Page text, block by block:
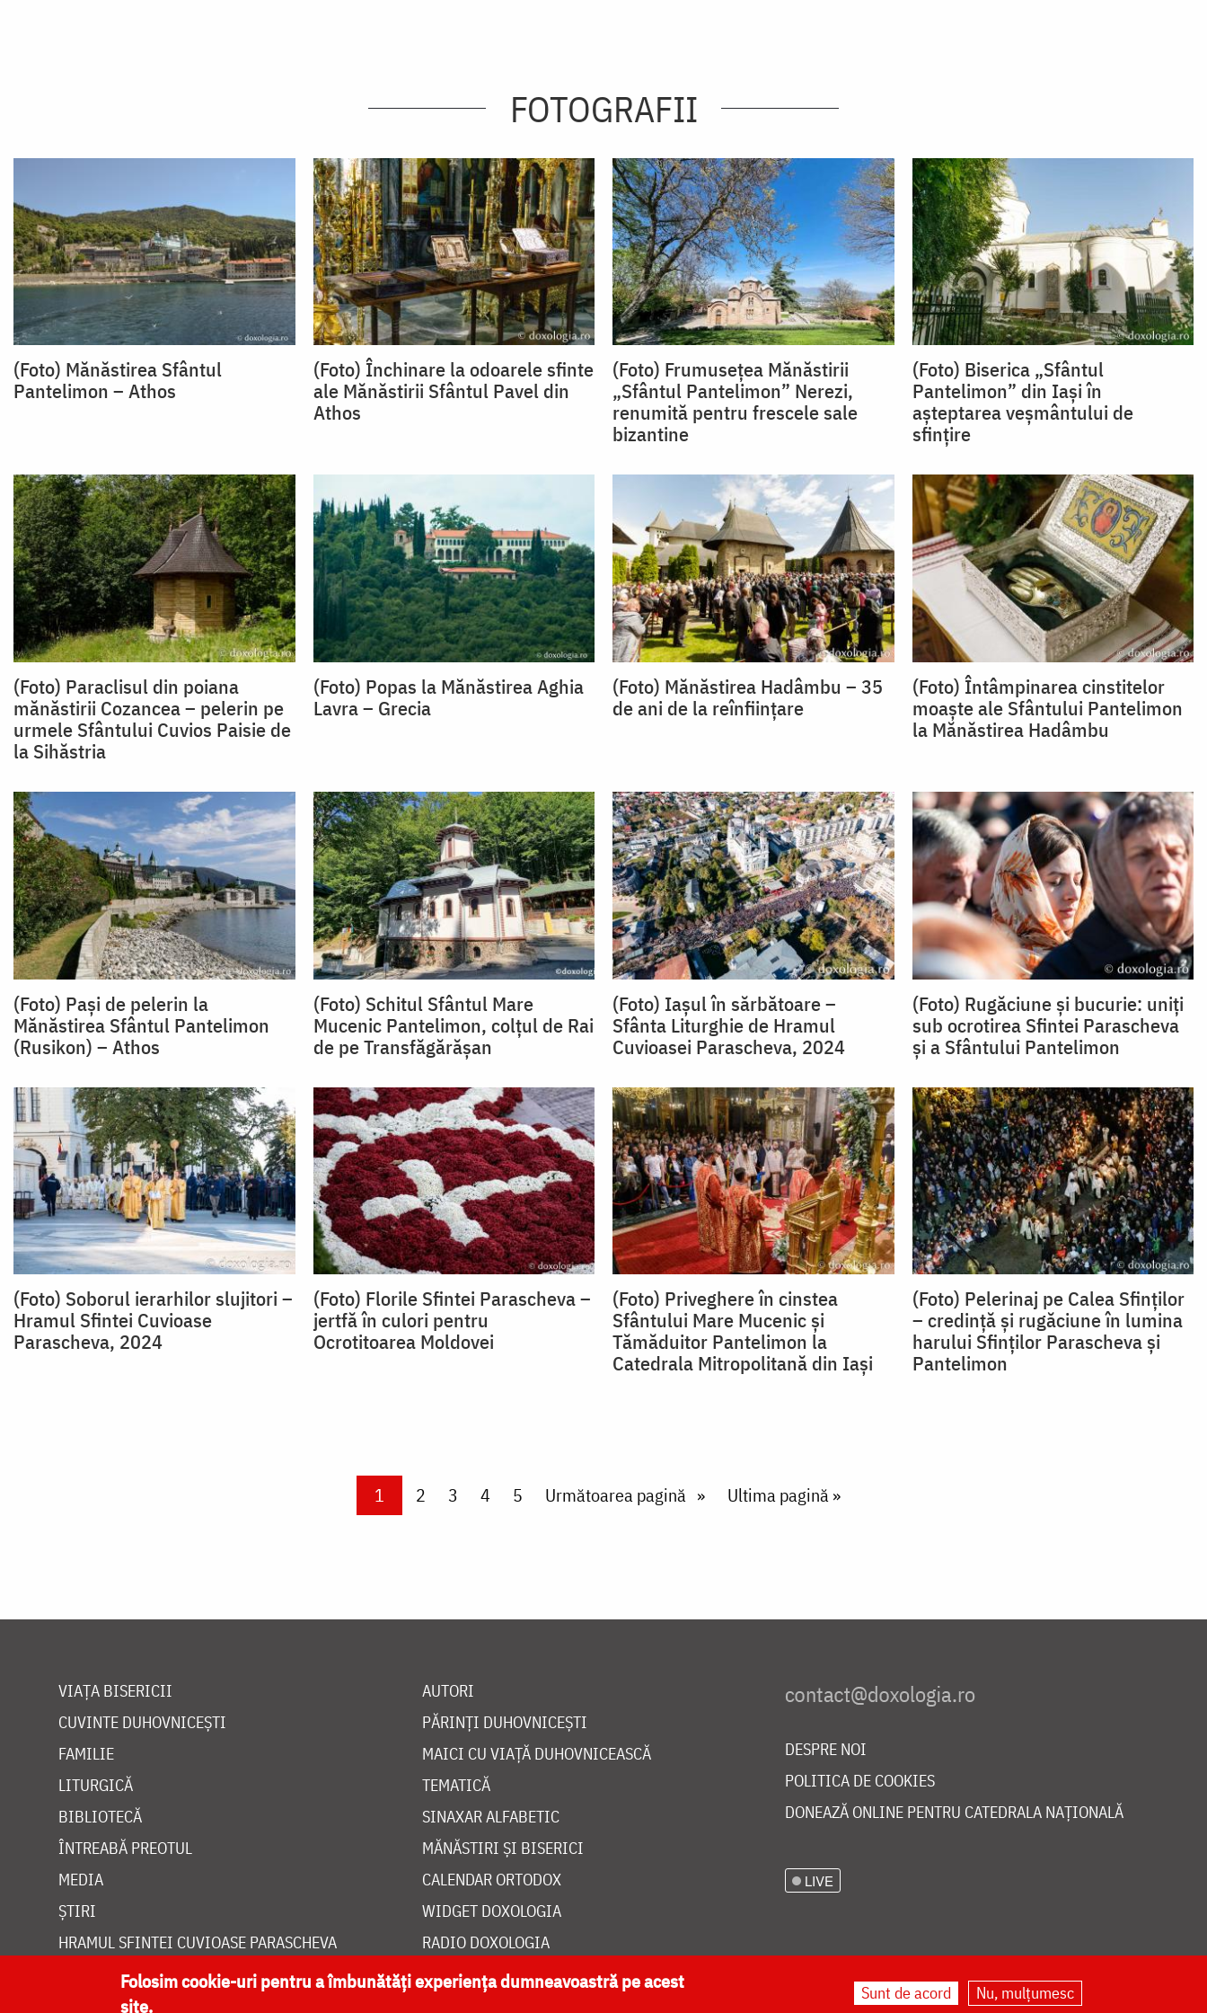
FOTOGRAFII
(Foto) Mănăstirea Sfântul
Pantelimon – Athos
(Foto) Închinare la odoarele sfinte
ale Mănăstirii Sfântul Pavel din
Athos
(Foto) Frumusețea Mănăstirii
„Sfântul Pantelimon” Nerezi,
renumită pentru frescele sale
bizantine
(Foto) Biserica „Sfântul
Pantelimon” din Iași în
așteptarea veșmântului de
sfințire
(Foto) Paraclisul din poiana
mănăstirii Cozancea – pelerin pe
urmele Sfântului Cuvios Paisie de
la Sihăstria
(Foto) Popas la Mănăstirea Aghia
Lavra – Grecia
(Foto) Mănăstirea Hadâmbu – 35
de ani de la reînființare
(Foto) Întâmpinarea cinstitelor
moaște ale Sfântului Pantelimon
la Mănăstirea Hadâmbu
(Foto) Pași de pelerin la
Mănăstirea Sfântul Pantelimon
(Rusikon) – Athos
(Foto) Schitul Sfântul Mare
Mucenic Pantelimon, colțul de Rai
de pe Transfăgărășan
(Foto) Iașul în sărbătoare –
Sfânta Liturghie de Hramul
Cuvioasei Parascheva, 2024
(Foto) Rugăciune și bucurie: uniți
sub ocrotirea Sfintei Parascheva
și a Sfântului Pantelimon
(Foto) Soborul ierarhilor slujitori –
Hramul Sfintei Cuvioase
Parascheva, 2024
(Foto) Florile Sfintei Parascheva –
jertfă în culori pentru
Ocrotitoarea Moldovei
(Foto) Priveghere în cinstea
Sfântului Mare Mucenic și
Tămăduitor Pantelimon la
Catedrala Mitropolitană din Iași
(Foto) Pelerinaj pe Calea Sfinților
– credință și rugăciune în lumina
harului Sfinților Parascheva și
Pantelimon
Current page
1 Page
2 Page
3 Page
4 Page
5 Next page
Următoarea pagină Last page
Ultima pagină »
VIAȚA BISERICII
CUVINTE DUHOVNICEȘTI
FAMILIE
LITURGICĂ
BIBLIOTECĂ
ÎNTREABĂ PREOTUL
MEDIA
ȘTIRI
HRAMUL SFINTEI CUVIOASE PARASCHEVA
AUTORI
PĂRINȚI DUHOVNICEȘTI
MAICI CU VIAȚĂ DUHOVNICEASCĂ
TEMATICĂ
SINAXAR ALFABETIC
MĂNĂSTIRI ȘI BISERICI
CALENDAR ORTODOX
WIDGET DOXOLOGIA
RADIO DOXOLOGIA
DESPRE NOI
POLITICA DE COOKIES
DONEAZĂ ONLINE PENTRU CATEDRALA NAȚIONALĂ
LIVE
Folosim cookie-uri pentru a îmbunătăți experiența dumneavoastră pe acest
site.
Sunt de acord Nu, mulțumesc